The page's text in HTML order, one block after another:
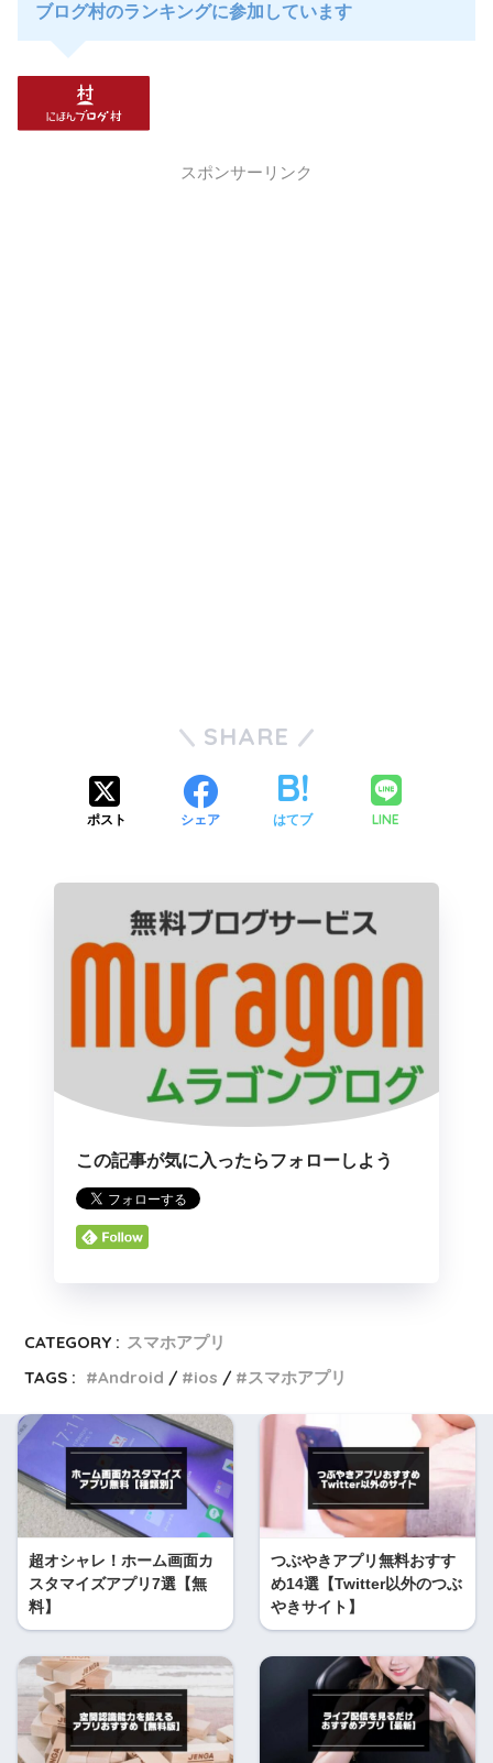
ブログ村のランキングに参加しています
スポンサーリンク
SHARE
ポスト シェア はてブ LINE
この記事が気に入ったらフォローしよう
CATEGORY : スマホアプリ
TAGS :
Android ios スマホアプリ
超オシャレ！ホーム画面カ
スタマイズアプリ7選【無
料】
つぶやきアプリ無料おすす
め14選【Twitter以外のつぶ
やきサイト】